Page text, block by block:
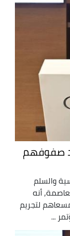
صفوفهم
والسلم
أنه
لتجريم
...